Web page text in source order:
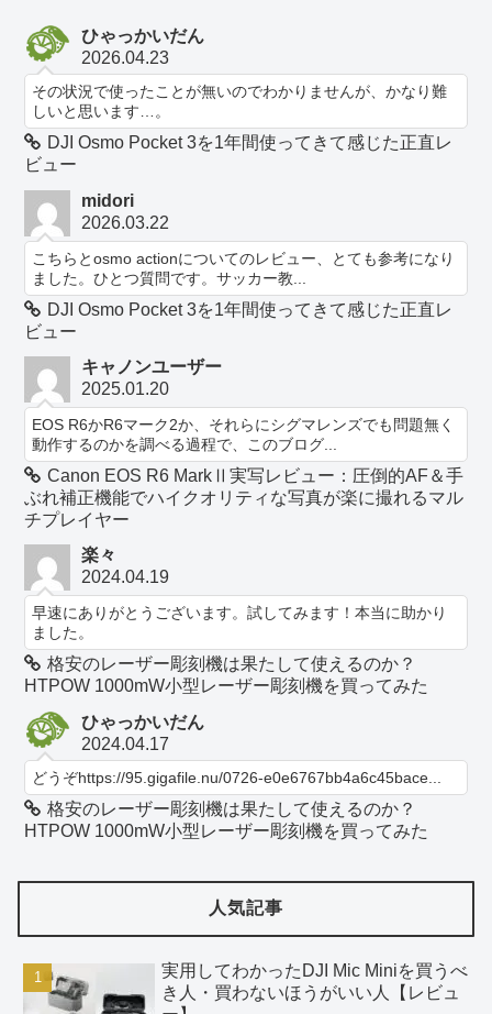
ひゃっかいだん
2026.04.23
その状況で使ったことが無いのでわかりませんが、かなり難
しいと思います…。
DJI Osmo Pocket 3を1年間使ってきて感じた正直レ
ビュー
midori
2026.03.22
こちらとosmo actionについてのレビュー、とても参考になり
ました。ひとつ質問です。サッカー教...
DJI Osmo Pocket 3を1年間使ってきて感じた正直レ
ビュー
キャノンユーザー
2025.01.20
EOS R6かR6マーク2か、それらにシグマレンズでも問題無く
動作するのかを調べる過程で、このブログ...
Canon EOS R6 MarkⅡ実写レビュー：圧倒的AF＆手
ぶれ補正機能でハイクオリティな写真が楽に撮れるマル
チプレイヤー
楽々
2024.04.19
早速にありがとうございます。試してみます！本当に助かり
ました。
格安のレーザー彫刻機は果たして使えるのか？
HTPOW 1000mW小型レーザー彫刻機を買ってみた
ひゃっかいだん
2024.04.17
どうぞhttps://95.gigafile.nu/0726-e0e6767bb4a6c45bace...
格安のレーザー彫刻機は果たして使えるのか？
HTPOW 1000mW小型レーザー彫刻機を買ってみた
人気記事
実用してわかったDJI Mic Miniを買うべ
き人・買わないほうがいい人【レビュ